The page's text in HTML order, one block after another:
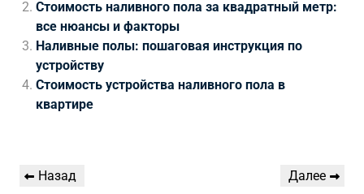
Стоимость наливного пола за квадратный метр:
все нюансы и факторы
Наливные полы: пошаговая инструкция по
устройству
Стоимость устройства наливного пола в
квартире
Навигация
Предыдущая
Назад
Следующая
Далее